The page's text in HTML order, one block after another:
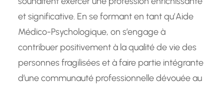
et significative. En se formant en tant qu’Aide
Médico-Psychologique, on s’engage à
contribuer positivement à la qualité de vie des
personnes fragilisées et à faire partie intégrante
d’une communauté professionnelle dévouée au